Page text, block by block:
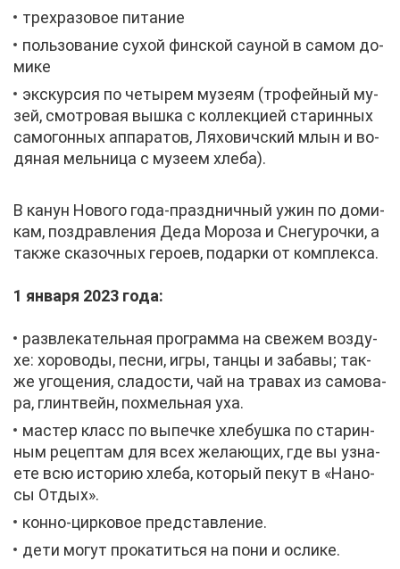
трех­ра­зо­вое пи­та­ние
поль­зо­ва­ние су­хой фин­ской сау­ной в са­мом до­
ми­ке
экс­кур­сия по че­ты­рем му­зе­ям (тро­фей­ный му­
зей, смот­ро­вая выш­ка с кол­лек­ци­ей ста­рин­ных
са­мо­гон­ных ап­па­ра­тов, Ля­хо­вич­ский млын и во­
дя­ная мель­ни­ца с му­зе­ем хле­ба).
В ка­нун Но­во­го го­да-празд­нич­ный ужин по до­ми­
кам, по­здрав­ле­ния Де­да Мо­ро­за и Сне­гу­роч­ки, а
та­к­же ска­зоч­ных ге­ро­ев, по­дар­ки от ком­плек­са.
1 ян­ва­ря 2023 го­да:
раз­вле­ка­тель­ная про­грам­ма на све­жем воз­ду­
хе: хо­ро­во­ды, пес­ни, иг­ры, тан­цы и за­ба­вы; та­к­
же уго­ще­ния, сла­до­сти, чай на тра­вах из са­мо­ва­
ра, глинт­вейн, по­хмель­ная уха.
ма­стер класс по вы­печ­ке хле­буш­ка по ста­рин­
ным ре­цеп­там для всех же­ла­ю­щих, где вы узна­
е­те всю ис­то­рию хле­ба, ко­то­рый пе­кут в «На­но­
сы От­дых».
кон­но-цир­ко­вое пред­став­ле­ние.
де­ти мо­гут про­ка­тить­ся на по­ни и осли­ке.